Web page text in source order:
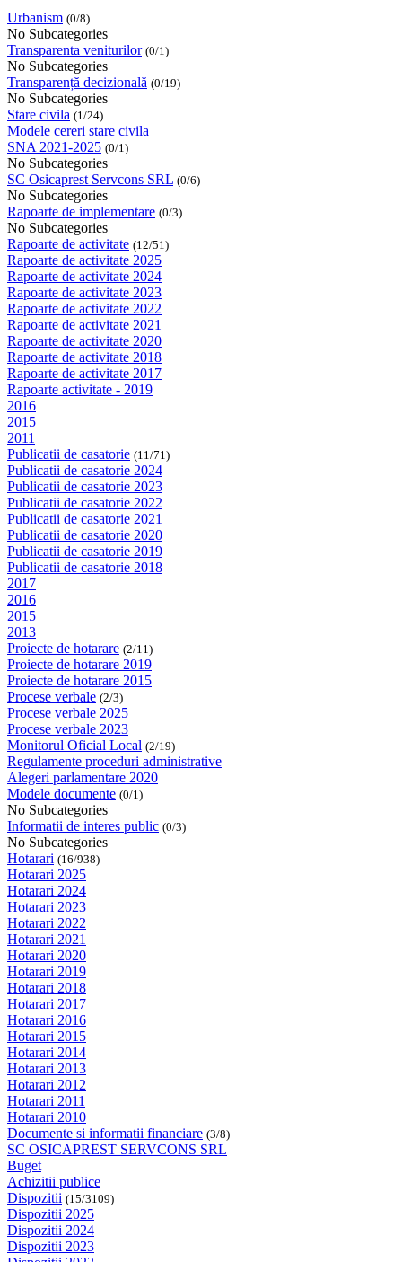
Urbanism (0/8)
No Subcategories
Transparenta veniturilor (0/1)
No Subcategories
Transparență decizională (0/19)
No Subcategories
Stare civila (1/24)
Modele cereri stare civila
SNA 2021-2025 (0/1)
No Subcategories
SC Osicaprest Servcons SRL (0/6)
No Subcategories
Rapoarte de implementare (0/3)
No Subcategories
Rapoarte de activitate (12/51)
Rapoarte de activitate 2025
Rapoarte de activitate 2024
Rapoarte de activitate 2023
Rapoarte de activitate 2022
Rapoarte de activitate 2021
Rapoarte de activitate 2020
Rapoarte de activitate 2018
Rapoarte de activitate 2017
Rapoarte activitate - 2019
2016
2015
2011
Publicatii de casatorie (11/71)
Publicatii de casatorie 2024
Publicatii de casatorie 2023
Publicatii de casatorie 2022
Publicatii de casatorie 2021
Publicatii de casatorie 2020
Publicatii de casatorie 2019
Publicatii de casatorie 2018
2017
2016
2015
2013
Proiecte de hotarare (2/11)
Proiecte de hotarare 2019
Proiecte de hotarare 2015
Procese verbale (2/3)
Procese verbale 2025
Procese verbale 2023
Monitorul Oficial Local (2/19)
Regulamente proceduri administrative
Alegeri parlamentare 2020
Modele documente (0/1)
No Subcategories
Informatii de interes public (0/3)
No Subcategories
Hotarari (16/938)
Hotarari 2025
Hotarari 2024
Hotarari 2023
Hotarari 2022
Hotarari 2021
Hotarari 2020
Hotarari 2019
Hotarari 2018
Hotarari 2017
Hotarari 2016
Hotarari 2015
Hotarari 2014
Hotarari 2013
Hotarari 2012
Hotarari 2011
Hotarari 2010
Documente si informatii financiare (3/8)
SC OSICAPREST SERVCONS SRL
Buget
Achizitii publice
Dispozitii (15/3109)
Dispozitii 2025
Dispozitii 2024
Dispozitii 2023